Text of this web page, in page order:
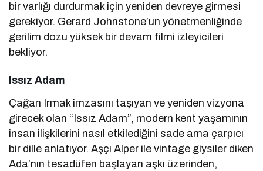
bir varlığı durdurmak için yeniden devreye girmesi
gerekiyor. Gerard Johnstone’un yönetmenliğinde
gerilim dozu yüksek bir devam filmi izleyicileri
bekliyor.
Issız Adam
Çağan Irmak imzasını taşıyan ve yeniden vizyona
girecek olan “Issız Adam”, modern kent yaşamının
insan ilişkilerini nasıl etkilediğini sade ama çarpıcı
bir dille anlatıyor. Aşçı Alper ile vintage giysiler diken
Ada’nın tesadüfen başlayan aşkı üzerinden,